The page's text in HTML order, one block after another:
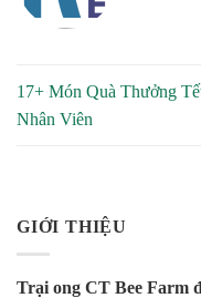
17+ Món Quà Thưởng
Nhân Viên
GIỚI THIỆU
Trại ong CT Bee Farm